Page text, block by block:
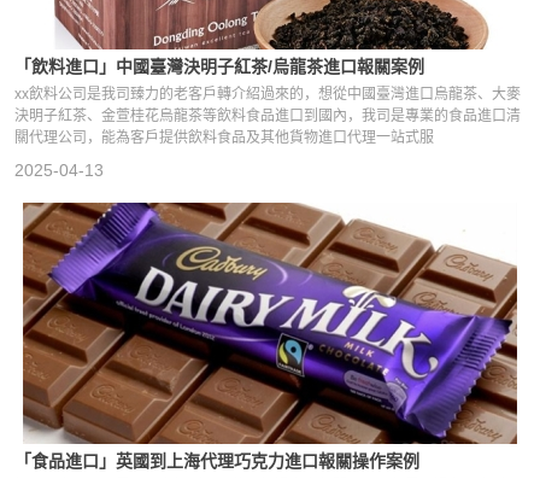
「飲料進口」中國臺灣決明子紅茶/烏龍茶進口報關案例
xx飲料公司是我司臻力的老客戶轉介紹過來的，想從中國臺灣進口烏龍茶、大麥
決明子紅茶、金萱桂花烏龍茶等飲料食品進口到國內，我司是專業的食品進口清
關代理公司，能為客戶提供飲料食品及其他貨物進口代理一站式服
2025-04-13
「食品進口」英國到上海代理巧克力進口報關操作案例